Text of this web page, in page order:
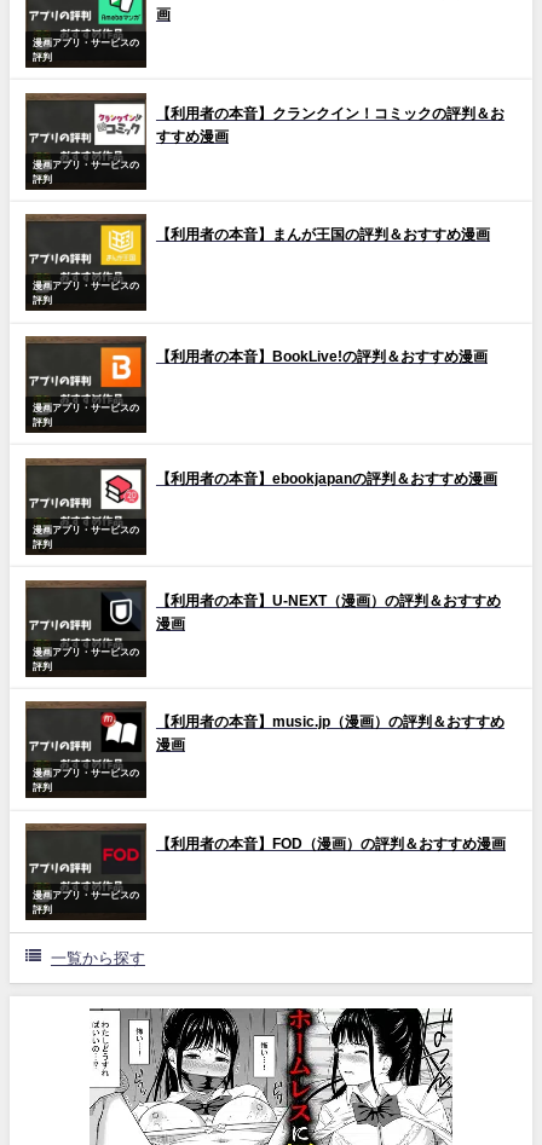
漫画アプリ・サービスの
評判
画
漫画アプリ・サービスの
評判
【利用者の本音】クランクイン！コミックの評判＆お
すすめ漫画
漫画アプリ・サービスの
評判
【利用者の本音】まんが王国の評判＆おすすめ漫画
漫画アプリ・サービスの
評判
【利用者の本音】BookLive!の評判＆おすすめ漫画
漫画アプリ・サービスの
評判
【利用者の本音】ebookjapanの評判＆おすすめ漫画
漫画アプリ・サービスの
評判
【利用者の本音】U-NEXT（漫画）の評判＆おすすめ
漫画
漫画アプリ・サービスの
評判
【利用者の本音】music.jp（漫画）の評判＆おすすめ
漫画
漫画アプリ・サービスの
評判
【利用者の本音】FOD（漫画）の評判＆おすすめ漫画
一覧から探す